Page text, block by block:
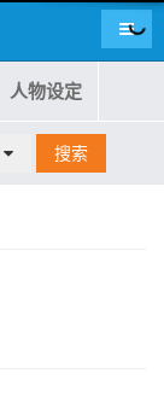
导航
人物设定
搜索